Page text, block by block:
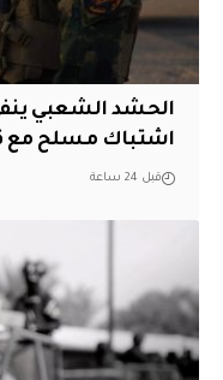
الحشد الشعبي ينفي
اشتباك مسلح مع
قبل 24 ساعة